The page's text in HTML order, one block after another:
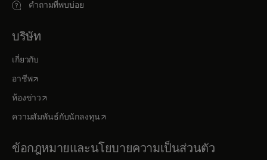
คำถามที่พบบ่อย
บริษัท
เกี่ยวกับ
อาชีพopens in a new tab
ห้องข่าว opens in a new tab
ความสัมพันธ์กับนักลงทุน opens in a new tab
ข้อกฎหมายและนโยบายความเป็นส่วนตัว